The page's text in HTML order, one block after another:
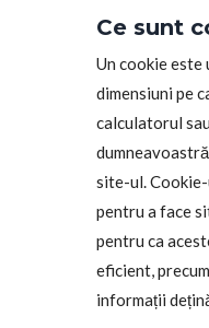
Ce sunt
Un cookie
dimensiuni pe
calculatorul
site-ul.
pentru a face
pentru ca
eficient,
informații